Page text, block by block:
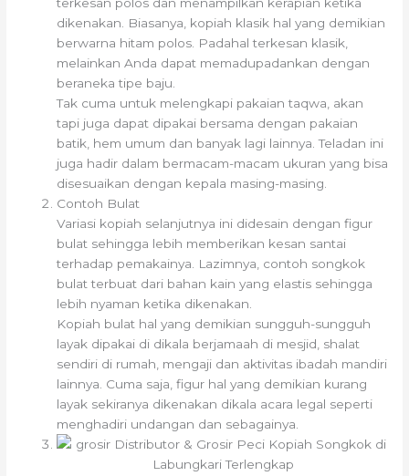
terkesan polos dan menampilkan kerapian ketika
dikenakan. Biasanya, kopiah klasik hal yang demikian
berwarna hitam polos. Padahal terkesan klasik,
melainkan Anda dapat memadupadankan dengan
beraneka tipe baju.
Tak cuma untuk melengkapi pakaian taqwa, akan
tapi juga dapat dipakai bersama dengan pakaian
batik, hem umum dan banyak lagi lainnya. Teladan ini
juga hadir dalam bermacam-macam ukuran yang bisa
disesuaikan dengan kepala masing-masing.
Contoh Bulat
Variasi kopiah selanjutnya ini didesain dengan figur
bulat sehingga lebih memberikan kesan santai
terhadap pemakainya. Lazimnya, contoh songkok
bulat terbuat dari bahan kain yang elastis sehingga
lebih nyaman ketika dikenakan.
Kopiah bulat hal yang demikian sungguh-sungguh
layak dipakai di dikala berjamaah di mesjid, shalat
sendiri di rumah, mengaji dan aktivitas ibadah mandiri
lainnya. Cuma saja, figur hal yang demikian kurang
layak sekiranya dikenakan dikala acara legal seperti
menghadiri undangan dan sebagainya.